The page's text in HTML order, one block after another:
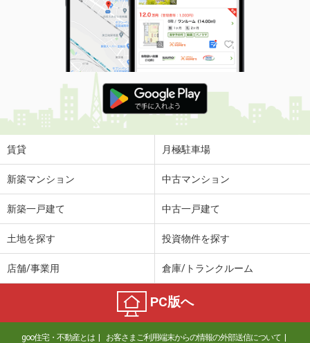
賃貸 月極駐車場
新築マンション 中古マンション
新築一戸建て 中古一戸建て
土地を探す 投資物件を探す
店舗/事業用 倉庫/トランクルーム
PC版へ
goo住宅・不動産とは お客さまご利用端末からの情報の外部送信について